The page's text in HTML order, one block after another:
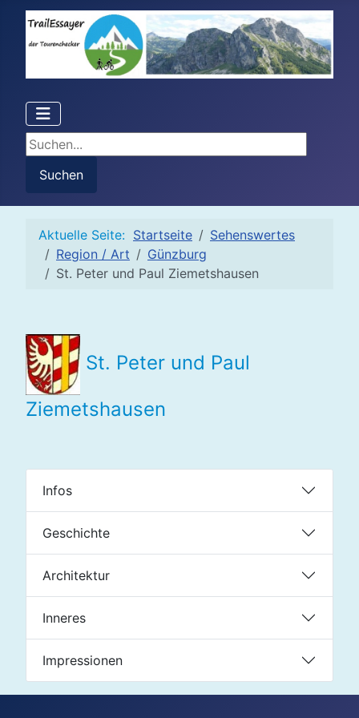
Suchen...
Suchen
Aktuelle Seite: Startseite
Sehenswertes
Region / Art
Günzburg
St. Peter und Paul Ziemetshausen
St. Peter und Paul
Ziemetshausen
Infos
Geschichte
Architektur
Inneres
Impressionen